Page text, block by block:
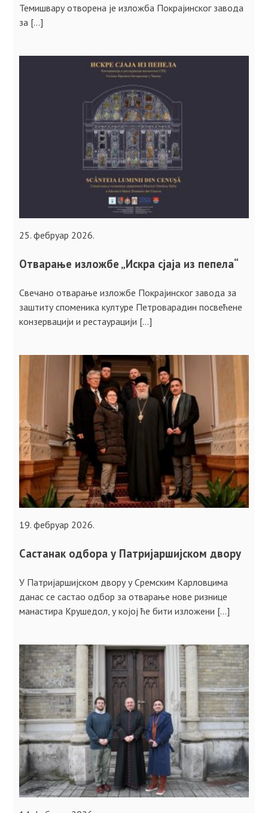
Темишвару отворена је изложба Покрајинског завода
за […]
25. фебруар 2026.
Отварање изложбе „Искра сјаја из пепела“
Свечано отварање изложбе Покрајинског завода за
заштиту споменика културе Петроварадин посвећене
конзервацији и рестаурацији […]
19. фебруар 2026.
Састанак одбора у Патријаршијском двору
У Патријаршијском двору у Сремским Карловцима
данас се састао одбор за отварање нове ризнице
манастира Крушедол, у којој ће бити изложени […]